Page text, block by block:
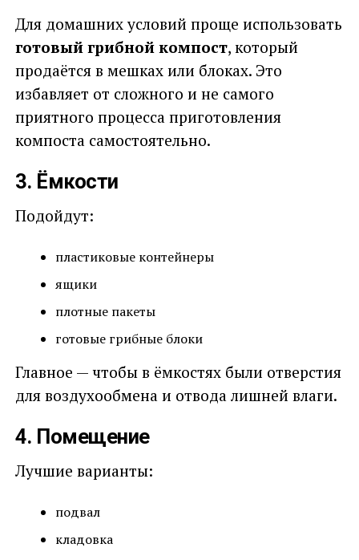
Для домашних условий проще использовать
готовый грибной компост, который
продаётся в мешках или блоках. Это
избавляет от сложного и не самого
приятного процесса приготовления
компоста самостоятельно.
3. Ёмкости
Подойдут:
пластиковые контейнеры
ящики
плотные пакеты
готовые грибные блоки
Главное — чтобы в ёмкостях были отверстия
для воздухообмена и отвода лишней влаги.
4. Помещение
Лучшие варианты:
подвал
кладовка